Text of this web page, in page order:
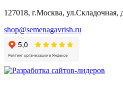
Валериана
Валерианелла
Гибискус
Девясил
Душица
Змееголовник
127018, г.Москва, ул.Складочная,
shop@semenagavrish.ru